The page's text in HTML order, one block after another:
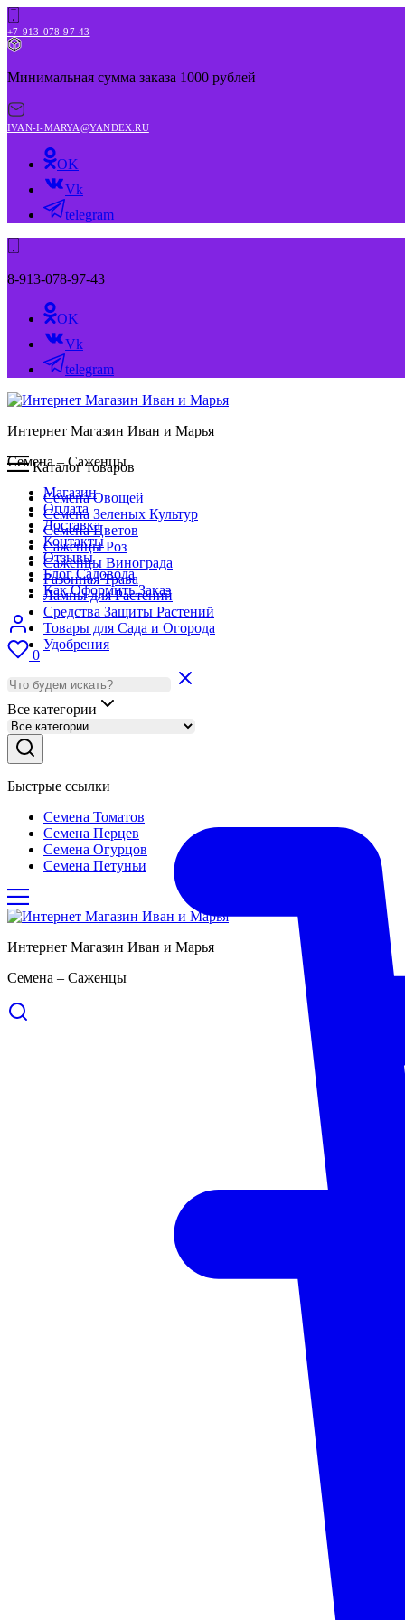
+7-913-078-97-43
Минимальная сумма заказа 1000 рублей
IVAN-I-MARYA@YANDEX.RU
OK
Vk
telegram
8-913-078-97-43
OK
Vk
telegram
Интернет Магазин Иван и Марья
Семена – Саженцы
Магазин
Оплата
Доставка
Контакты
Отзывы
Блог Садовода
Как Оформить Заказ
0
Каталог товаров
Семена Овощей
Семена Зеленых Культур
Семена Цветов
Саженцы Роз
Саженцы Винограда
Газонная Трава
Лампы для Растений
Средства Защиты Растений
Товары для Сада и Огорода
Удобрения
Все категории
Быстрые ссылки
Семена Томатов
Семена Перцев
Семена Огурцов
Семена Петуньи
Интернет Магазин Иван и Марья
Семена – Саженцы